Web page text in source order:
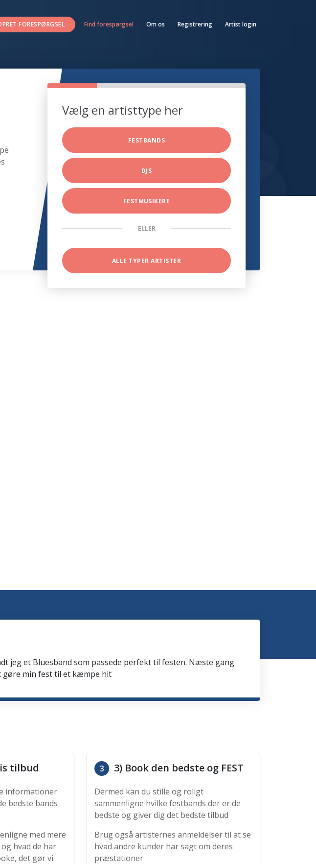
FORESPØRGSEL Find forespørgsel Om os Registrering Artist login
Vælg en artisttype her
FESTBANDS
DJS
FESTMUSIKERE
ELLER
ALLE TYPER ARTISTER
jeg et Bluesband som passede perfekt til festen. Næste gang
gøre min fest til et kæmpe hit
tilbud
informationer
bedste bands
med mere
hvad de har
det gør vi
3 3) Book den bedste og FEST
Dermed kan du stille og roligt
sammenligne hvilke festbands der er de
bedste og giver dig det bedste tilbud
Brug også artisternes anmeldelser til at se
hvad andre kunder har sagt om deres
præstationer